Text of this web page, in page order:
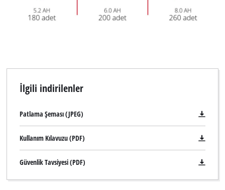
İlgili indirilenler
Patlama Şeması (JPEG)
Kullanım Kılavuzu (PDF)
Güvenlik Tavsiyesi (PDF)